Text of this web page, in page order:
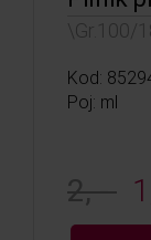
\Gr.100/
Kod:
Poj: ml
2, -